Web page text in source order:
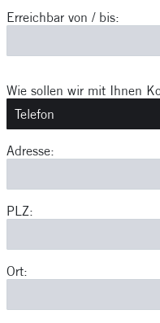
Erreichbar von / bis:
Wie sollen wir mit Ihnen
Adresse:
PLZ:
Ort: